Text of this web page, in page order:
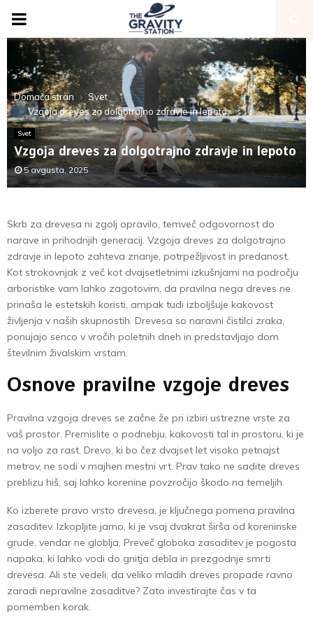
PRIMARY
MENU
Domača stran
Svet
Vzgoja dreves za dolgotrajno zdravje in lepoto
Svet
Vzgoja dreves za dolgotrajno zdravje in lepoto
5 avgusta, 2025
Skrb za drevesa ni zgolj opravilo, temveč odgovornost do
narave in prihodnjih generacij. Vzgoja dreves za dolgotrajno
zdravje in lepoto zahteva znanje, potrpežljivost in predanost.
Kot strokovnjak z več kot dvajsetletnimi izkušnjami na področju
arboristike vam lahko zagotovim, da pravilna nega dreves ne
prinaša le estetskih koristi, ampak tudi izboljšuje kakovost
življenja v naših skupnostih. Drevesa so naravni čistilci zraka,
ponujajo senco v vročih poletnih dneh in predstavljajo dom
številnim živalskim vrstam.
Osnove pravilne vzgoje dreves
Pravilna vzgoja dreves se začne že pri izbiri ustrezne vrste za
vaš prostor. Premislite o podnebju, kakovosti tal in prostoru, ki je
na voljo za rast. Drevo, ki bo čez dvajset let visoko petnajst
metrov, ne sodi v majhen mestni vrt. Prav tako ne sadite dreves
preblizu hiš, saj lahko korenine povzročijo škodo na temeljih.
Ko izberete pravo vrsto drevesa, je ključnega pomena pravilna
zasaditev. Izkopljite jamo, ki je vsaj dvakrat širša od koreninske
grude, vendar ne globlja. Preveč globoka zasaditev je pogosta
napaka, ki lahko vodi do gnitja debla in prezgodnje smrti
drevesa. Ali ste vedeli, da veliko mladih dreves propade ravno
zaradi nepravilne zasaditve? Zato investirajte čas v ta
pomemben korak.